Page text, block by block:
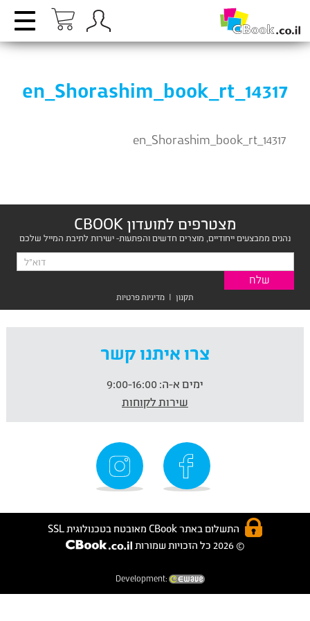
en_Shorashim_book_rt_14317
en_Shorashim_book_rt_14317
מצטרפים למועדון CBOOK
נהנים ממבצעים ייחודיים, מוצרים חדשים והפתעות- ישירות לתיבת המייל שלכם
תקנון | מדיניות פרטיות
צרו איתנו קשר
ימים א-ה:
שירות לקוחות
התשלום באתר CBook מאובטח בטכנולוגית SSL
© 2026 כל הזכויות שמורות
Development: